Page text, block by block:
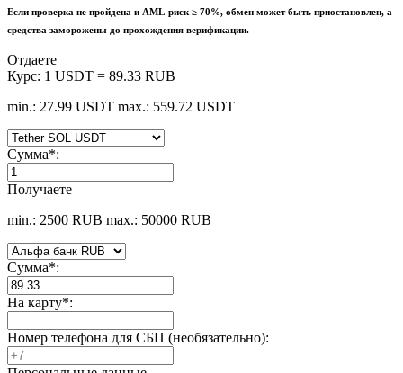
Если проверка не пройдена и AML-риск ≥ 70%, обмен может быть приостановлен, а
средства заморожены до прохождения верификации.
Отдаете
Курс: 1 USDT = 89.33 RUB
min.: 27.99 USDT max.: 559.72 USDT
Сумма*:
Получаете
min.: 2500 RUB max.: 50000 RUB
Сумма*:
На карту*:
Номер телефона для СБП (необязательно):